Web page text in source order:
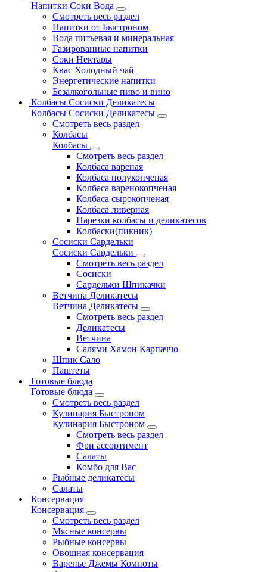
Напитки Соки Вода
Смотреть весь раздел
Напитки от Быстроном
Вода питьевая и минеральная
Газированные напитки
Соки Нектары
Квас Холодный чай
Энергетические напитки
Безалкогольные пиво и вино
Колбасы Сосиски Деликатесы
Колбасы Сосиски Деликатесы
Смотреть весь раздел
Колбасы
Колбасы
Смотреть весь раздел
Колбаса вареная
Колбаса полукопченая
Колбаса варенокопченая
Колбаса сырокопченая
Колбаса ливерная
Нарезки колбасы и деликатесов
Колбаски(пикник)
Сосиски Сардельки
Сосиски Сардельки
Смотреть весь раздел
Сосиски
Сардельки Шпикачки
Ветчина Деликатесы
Ветчина Деликатесы
Смотреть весь раздел
Деликатесы
Ветчина
Салями Хамон Карпаччо
Шпик Сало
Паштеты
Готовые блюда
Готовые блюда
Смотреть весь раздел
Кулинария Быстроном
Кулинария Быстроном
Смотреть весь раздел
Фри ассортимент
Салаты
Комбо для Вас
Рыбные деликатесы
Салаты
Консервация
Консервация
Смотреть весь раздел
Мясные консервы
Рыбные консервы
Овощная консервация
Варенье Джемы Компоты